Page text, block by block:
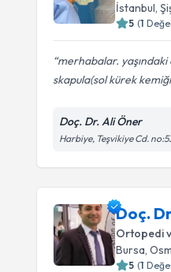
İstanbul,
5 (1
merhabalar.
skapula(sol kürek
Doç. Dr. Ali Öner
Harbiye, Teşvikiye Cd.
Doç.
Ortopedi
Bursa,
5 (1